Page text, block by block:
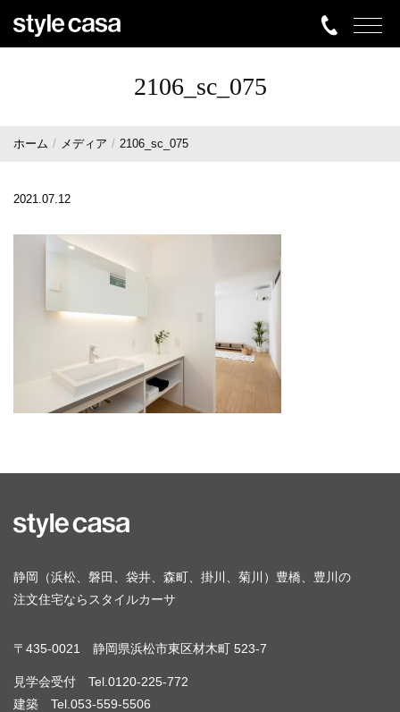
2106_sc_075
ホーム メディア 2106_sc_075
2021.07.12
静岡（浜松、磐田、袋井、森町、掛川、菊川）豊橋、豊川の
注文住宅ならスタイルカーサ
〒435-0021 静岡県浜松市東区材木町 523-7
見学会受付 Tel.0120-225-772
建築 Tel.053-559-5506